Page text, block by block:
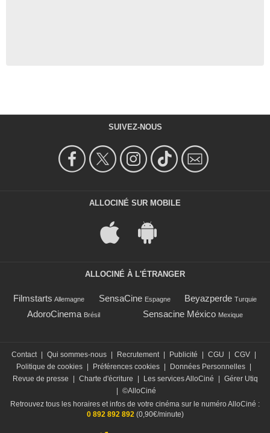
SUIVEZ-NOUS
ALLOCINÉ SUR MOBILE
ALLOCINÉ À L'ÉTRANGER
Filmstarts Allemagne SensaCine Espagne Beyazperde Turquie
AdoroCinema Brésil Sensacine México Mexique
Contact | Qui sommes-nous | Recrutement | Publicité | CGU | CGV |
Politique de cookies | Préférences cookies | Données Personnelles |
Revue de presse
| Charte d'écriture | Les services AlloCiné | Gérer Utiq
| ©AlloCiné
Retrouvez tous les horaires et infos de votre cinéma sur le numéro AlloCiné :
0 892 892 892(0,90€/minute)